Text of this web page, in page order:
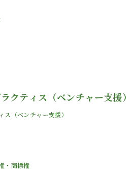
クティス（ベンチャー支援）
（ベンチャー支援）
・商標権